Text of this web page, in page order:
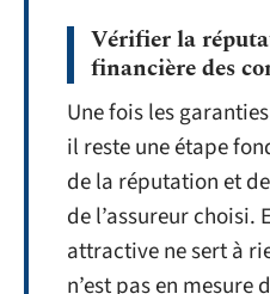
Vérifier la
financière des
Une fois les
il reste une étape
de la réputation et
de l’assureur choisi.
attractive ne sert à
n’est pas en mesure